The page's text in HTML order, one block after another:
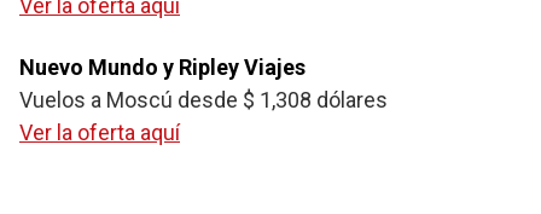
Ver la oferta aquí
Nuevo Mundo y Ripley Viajes
Vuelos a Moscú desde $ 1,308 dólares
Ver la oferta aquí